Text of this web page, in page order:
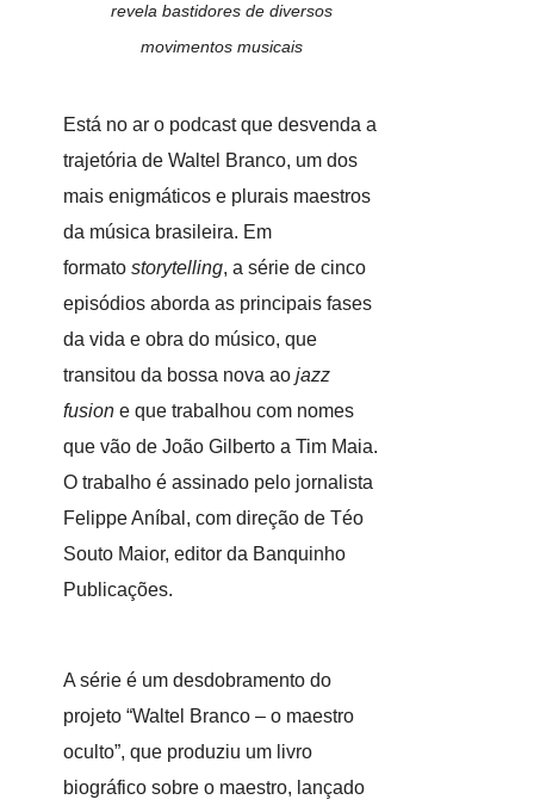
revela bastidores de diversos
movimentos musicais
Está no ar o podcast que desvenda a
trajetória de Waltel Branco, um dos
mais enigmáticos e plurais maestros
da música brasileira. Em
formato storytelling, a série de cinco
episódios aborda as principais fases
da vida e obra do músico, que
transitou da bossa nova ao jazz
fusion e que trabalhou com nomes
que vão de João Gilberto a Tim Maia.
O trabalho é assinado pelo jornalista
Felippe Aníbal, com direção de Téo
Souto Maior, editor da Banquinho
Publicações.
A série é um desdobramento do
projeto “Waltel Branco – o maestro
oculto”, que produziu um livro
biográfico sobre o maestro, lançado